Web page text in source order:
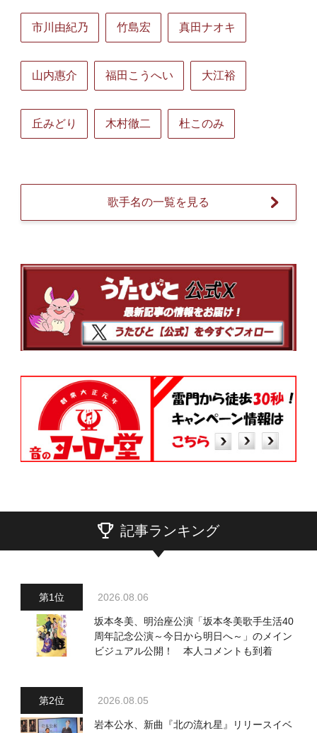
市川由紀乃 竹島宏 真田ナオキ
山内惠介 福田こうへい 大江裕
丘みどり 木村徹二 杜このみ
歌手名の一覧を見る
記事ランキング
2026.08.06
坂本冬美、明治座公演「坂本冬美歌手生活40
周年記念公演～今日から明日へ～」のメイン
ビジュアル公開！ 本人コメントも到着
2026.08.05
岩本公水、新曲『北の流れ星』リリースイベ